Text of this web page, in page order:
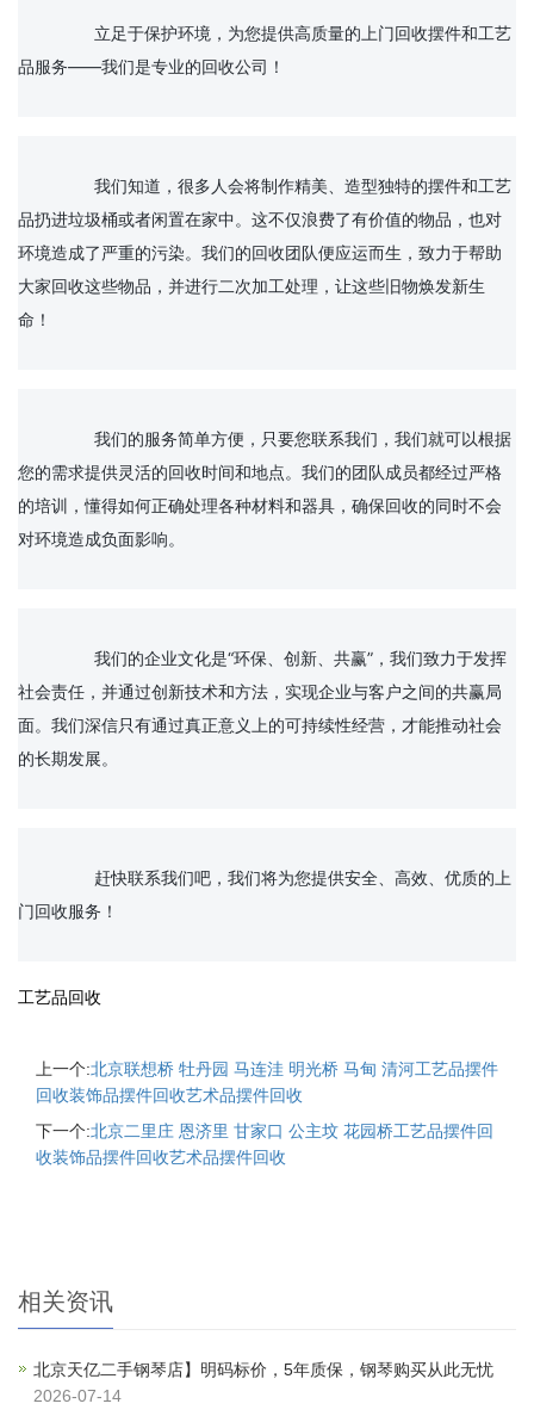
品服务——我们是专业的回收公司！
品扔进垃圾桶或者闲置在家中。这不仅浪费了有价值的物品，也对
环境造成了严重的污染。我们的回收团队便应运而生，致力于帮助
大家回收这些物品，并进行二次加工处理，让这些旧物焕发新生
命！
您的需求提供灵活的回收时间和地点。我们的团队成员都经过严格
的培训，懂得如何正确处理各种材料和器具，确保回收的同时不会
对环境造成负面影响。
社会责任，并通过创新技术和方法，实现企业与客户之间的共赢局
面。我们深信只有通过真正意义上的可持续性经营，才能推动社会
的长期发展。
门回收服务！
工艺品回收
上一个:北京联想桥 牡丹园 马连洼 明光桥 马甸 清河工艺品摆件
回收装饰品摆件回收艺术品摆件回收
下一个:北京二里庄 恩济里 甘家口 公主坟 花园桥工艺品摆件回
收装饰品摆件回收艺术品摆件回收
相关资讯
北京天亿二手钢琴店】明码标价，5年质保，钢琴购买从此无忧
2026-07-14